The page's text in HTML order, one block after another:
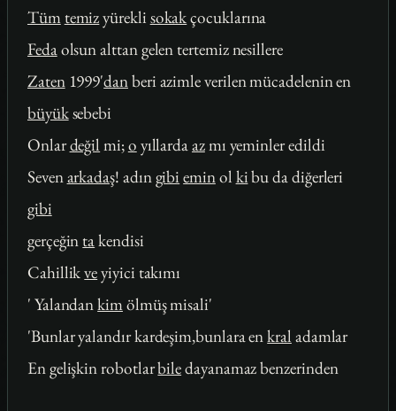
Tüm temizyürekli sokakçocuklarına
Fedaolsun alttan gelen tertemiz nesillere
Zaten1999'danberi azimle verilen mücadelenin en
büyüksebebi
Onlardeğil mi;o yıllardaazmı yeminler edildi
Sevenarkadaş! adıngibi eminol kibu da diğerleri
gibi
gerçeğin takendisi
Cahillikveyiyici takımı
' Yalandankimölmüş misali'
'Bunlar yalandır kardeşim,bunlara enkral adamlar
En gelişkin robotlarbiledayanamaz benzerinden